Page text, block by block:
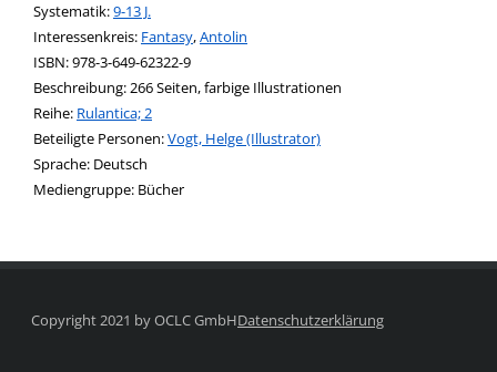
opens in new tab
Diesen Link in neuem Tab öffnen
Systematik:Suche nach dieser Systematik
9-13 J.
Interessenkreis: Suche nach diesem Interessenskreis
Fantasy,Antolin
ISBN:978-3-649-62322-9
Beschreibung:266 Seiten, farbige Illustrationen
Reihe: Rulantica; 2
Beteiligte Personen:Suche nach dieser Beteiligten Person
Vogt, Helge (Illustrator)
Sprache: Deutsch
Mediengruppe: Bücher
Copyright 2021 by OCLC GmbHDatenschutzerklärung